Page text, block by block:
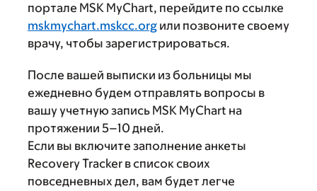
портале MSK MyChart, перейдите по ссылке
mskmychart.mskcc.org или позвоните своему
врачу, чтобы зарегистрироваться.
После вашей выписки из больницы мы
ежедневно будем отправлять вопросы в
вашу учетную запись MSK MyChart на
протяжении 5–10 дней.
Если вы включите заполнение анкеты
Recovery Tracker в список своих
повседневных дел, вам будет легче